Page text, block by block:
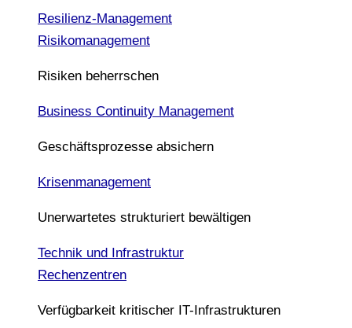
Resilienz-Management
Risikomanagement
Risiken beherrschen
Business Continuity Management
Geschäftsprozesse absichern
Krisenmanagement
Unerwartetes strukturiert bewältigen
Technik und Infrastruktur
Rechenzentren
Verfügbarkeit kritischer IT-Infrastrukturen